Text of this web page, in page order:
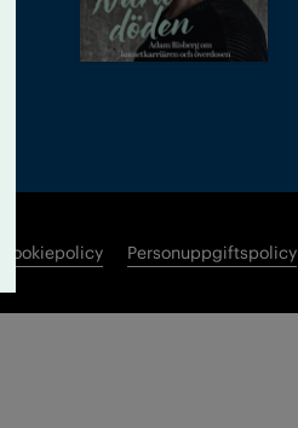
Cookiepolicy Personuppgiftspolicy